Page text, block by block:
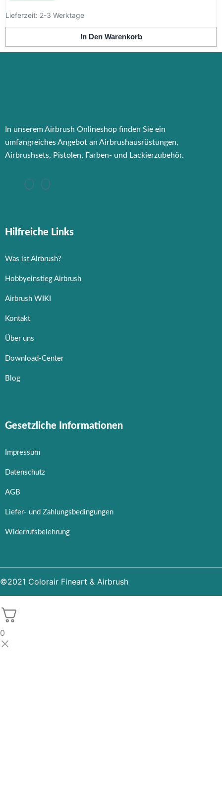
Lieferzeit: 2-3 Werktage
In Den Warenkorb
In unserem Airbrush Onlineshop finden Sie ein
umfangreiches Angebot an Airbrushausrüstungen,
Airbrushsets, Pistolen, Farben- und Lackierzubehör.
Hilfreiche Links
Was ist Airbrush?
Hobbyeinstieg Airbrush
Airbrush WIKI
Kontakt
Über uns
Download-Center
Blog
Gesetzliche Informationen
Impressum
Datenschutz
AGB
Liefer- und Zahlungsbedingungen
Widerrufsbelehrung
©2021 Colorair Fineart & Airbrush
0